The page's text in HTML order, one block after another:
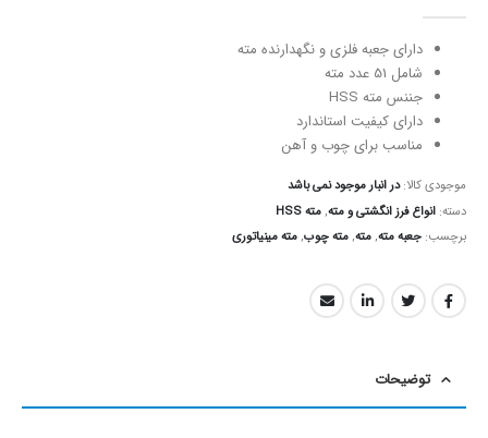
دارای جعبه فلزی و نگهدارنده مته
شامل 51 عدد مته
جننس مته HSS
دارای کیفیت استاندارد
مناسب برای چوب و آهن
موجودی کالا:در انبار موجود نمی باشد
دسته: انواع فرز انگشتی و مته,مته HSS
برچسب: جعبه مته,مته,مته چوب,مته مینیاتوری
توضیحات